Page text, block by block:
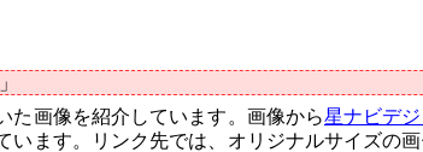
た画像を紹介しています。画像から星ナビデ
います。リンク先では、オリジナルサイズの